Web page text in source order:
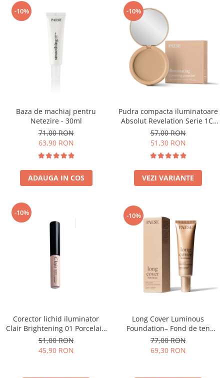
-10%
Baza de machiaj pentru
Netezire - 30ml
71,00 RON
63,90 RON
ADAUGA IN COS
-10%
Pudra compacta iluminatoare
Absolut Revelation Serie 1C,
9g
57,00 RON
51,30 RON
VEZI VARIANTE
-10%
Corector lichid iluminator
Clair Brightening 01 Porcelain
- 6ml
51,00 RON
45,90 RON
-10%
Long Cover Luminous
Foundation– Fond de ten
luminos
77,00 RON
69,30 RON